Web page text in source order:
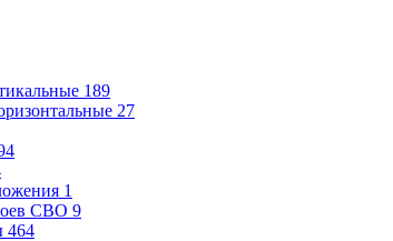
189
27
1
СВО 9
464